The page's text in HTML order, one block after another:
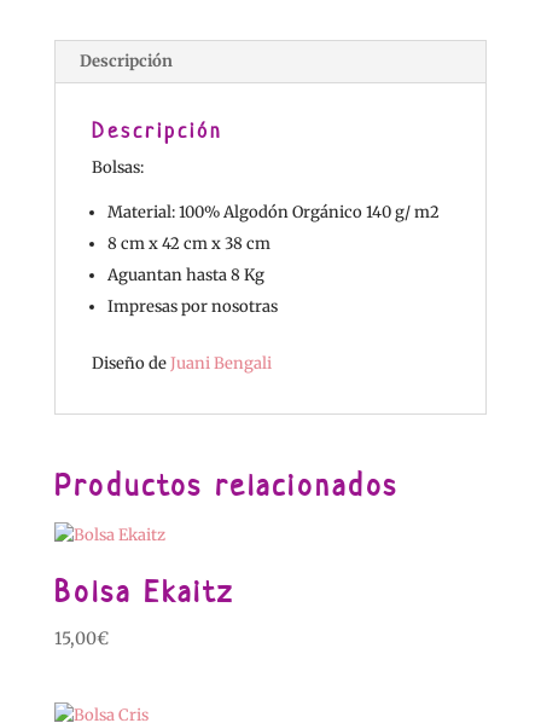
Descripción
Descripción
Bolsas:
Material: 100% Algodón Orgánico 140 g/ m2
8 cm x 42 cm x 38 cm
Aguantan hasta 8 Kg
Impresas por nosotras
Diseño deJuani Bengali
Productos relacionados
Bolsa Ekaitz
15,00€